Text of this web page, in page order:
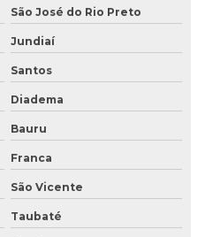
São José do Rio Preto
Jundiaí
Santos
Diadema
Bauru
Franca
São Vicente
Taubaté